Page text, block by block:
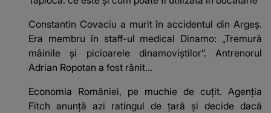
Constantin Covaciu a murit în accidentul din Argeș.
Era membru în staff-ul medical Dinamo: „Tremură
mâinile și picioarele dinamoviștilor”. Antrenorul
Adrian Ropotan a fost rănit...
Economia României, pe muchie de cuțit. Agenția
Fitch anunță azi ratingul de țară și decide dacă